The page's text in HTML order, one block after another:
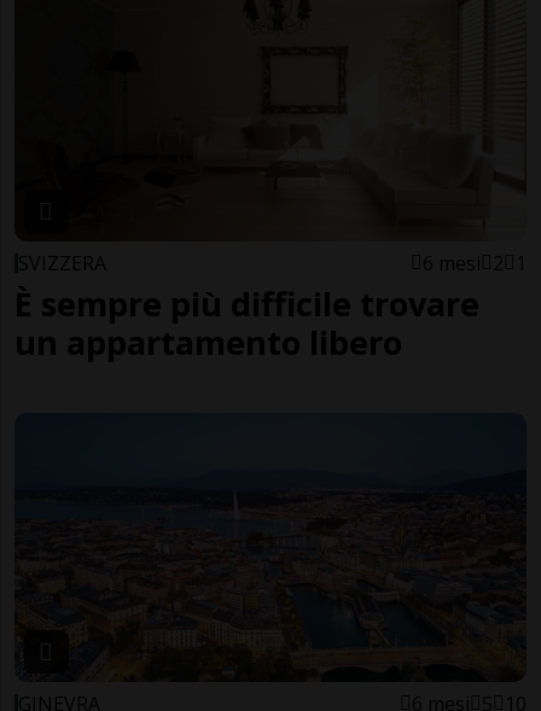
SVIZZERA 6 mesi 2 1
È sempre più difficile trovare
un appartamento libero
GINEVRA 6 mesi 5 10